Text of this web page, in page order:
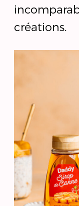
créations.